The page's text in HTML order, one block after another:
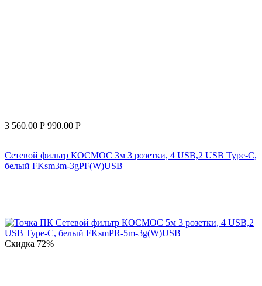
3 560.00 Р 990.00 Р
Сетевой фильтр КОСМОС 3м 3 розетки, 4 USB,2 USB Type-C,
белый FKsm3m-3gPF(W)USB
Скидка 72%